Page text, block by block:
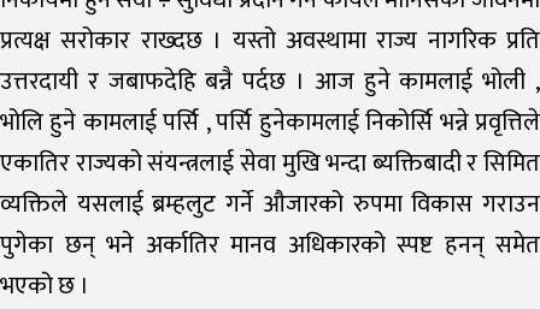
प्रत्यक्ष सरोकार राख्दछ । यस्तो अवस्थामा राज्य नागरिक प्रति
उत्तरदायी र जबाफदेहि बन्नै पर्दछ । आज हुने कामलाई भोली ,
भोलि हुने कामलाई पर्सि , पर्सि हुनेकामलाई निकोर्सि भन्ने प्रवृत्तिले
एकातिर राज्यको संयन्त्रलाई सेवा मुखि भन्दा ब्यक्तिबादी र सिमित
व्यक्तिले यसलाई ब्रम्हलुट गर्ने औजारको रुपमा विकास गराउन
पुगेका छन् भने अर्कातिर मानव अधिकारको स्पष्ट हनन् समेत
भएको छ ।